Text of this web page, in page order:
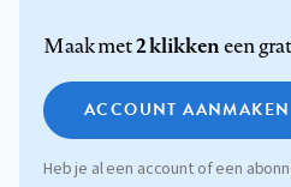
Maak met2 klikkeneen
ACCOUNT AANMAKEN
Heb je al een account of een